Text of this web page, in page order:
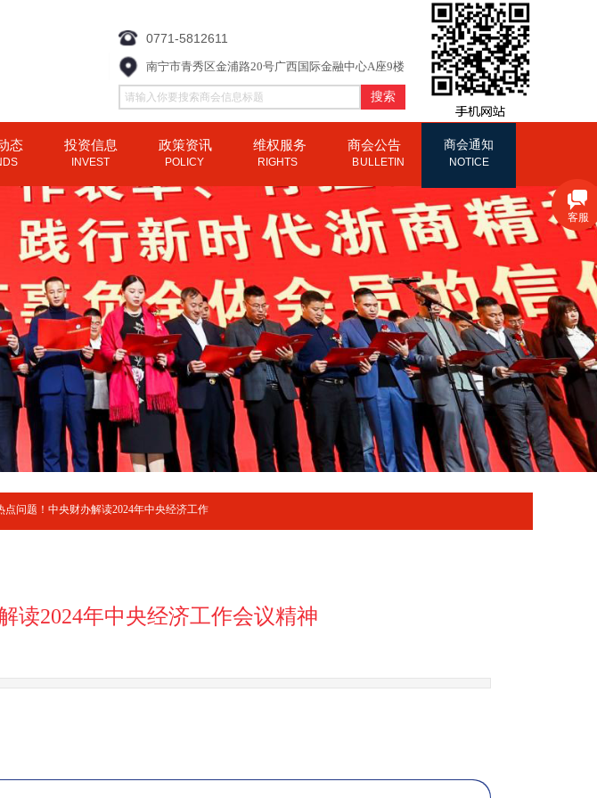
搜索
0771-5812611
南宁市青秀区金浦路20号广西国际金融中心A座9楼
态 投资信息 政策资讯 维权服务 商会公告 商会通知
INVEST POLICY RIGHTS BULLETIN NOTICE
点问题！中央财办解读2024年中央经济工作
读2024年中央经济工作会议精神
客服